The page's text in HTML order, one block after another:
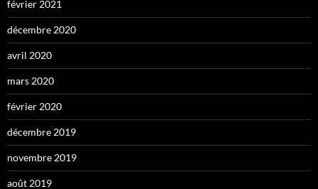
février 2021
décembre 2020
avril 2020
mars 2020
février 2020
décembre 2019
novembre 2019
août 2019